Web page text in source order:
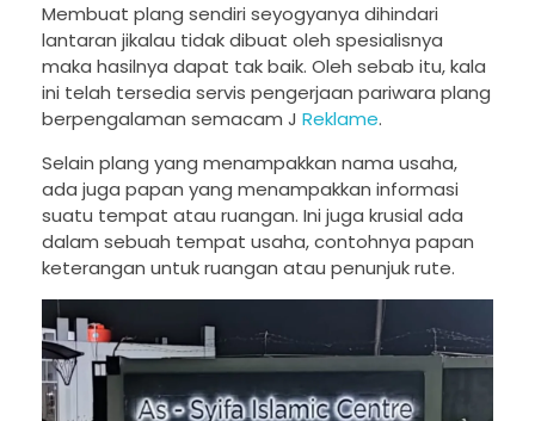
Membuat plang sendiri seyogyanya dihindari
lantaran jikalau tidak dibuat oleh spesialisnya
maka hasilnya dapat tak baik. Oleh sebab itu, kala
ini telah tersedia servis pengerjaan pariwara plang
berpengalaman semacam J Reklame.
Selain plang yang menampakkan nama usaha,
ada juga papan yang menampakkan informasi
suatu tempat atau ruangan. Ini juga krusial ada
dalam sebuah tempat usaha, contohnya papan
keterangan untuk ruangan atau penunjuk rute.